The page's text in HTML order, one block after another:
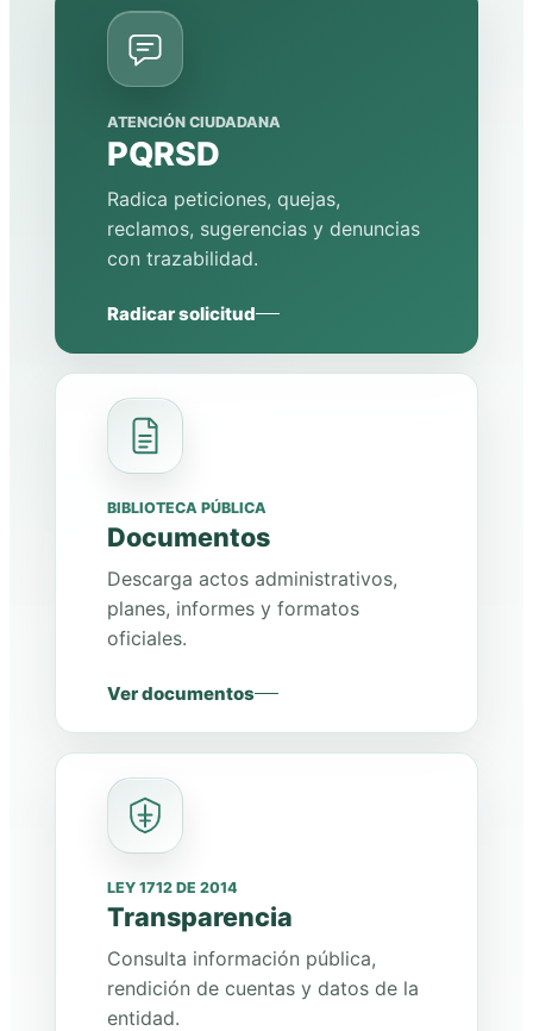
ATENCIÓN CIUDADANA
PQRSD
Radica peticiones, quejas,
reclamos, sugerencias y denuncias
con trazabilidad.
Radicar solicitud
BIBLIOTECA PÚBLICA
Documentos
Descarga actos administrativos,
planes, informes y formatos
oficiales.
Ver documentos
LEY 1712 DE 2014
Transparencia
Consulta información pública,
rendición de cuentas y datos de la
entidad.